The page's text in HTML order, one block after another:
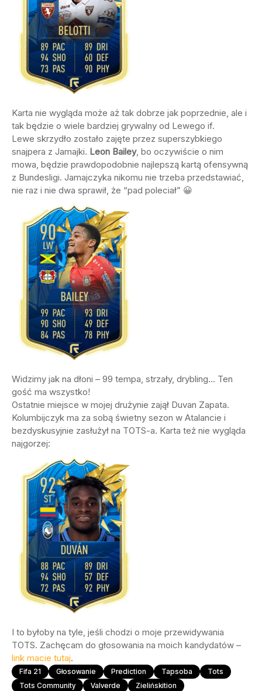
Karta nie wygląda może aż tak dobrze jak poprzednie, ale i
tak będzie o wiele bardziej grywalny od Lewego if.
Lewe skrzydło zostało zajęte przez superszybkiego
snajpera z Jamajki. Leon Bailey, bo oczywiście o nim
mowa, będzie prawdopodobnie najlepszą kartą ofensywną
z Bundesligi. Jamajczyka nikomu nie trzeba przedstawiać,
nie raz i nie dwa sprawił, że “pad poleciał” 😀
Widzimy jak na dłoni – 99 tempa, strzały, drybling… Ten
gość ma wszystko!
Ostatnie miejsce w mojej drużynie zajął Duvan Zapata.
Kolumbijczyk ma za sobą świetny sezon w Atalancie i
bezdyskusyjnie zasłużył na TOTS-a. Karta też nie wygląda
najgorzej:
I to byłoby na tyle, jeśli chodzi o moje przewidywania
TOTS. Zachęcam do głosowania na moich kandydatów –
link macie tutaj.
Fifa 21 Głosowanie Prediction Tapsoba
Tots
Tots Community
Valverde Zielińskition